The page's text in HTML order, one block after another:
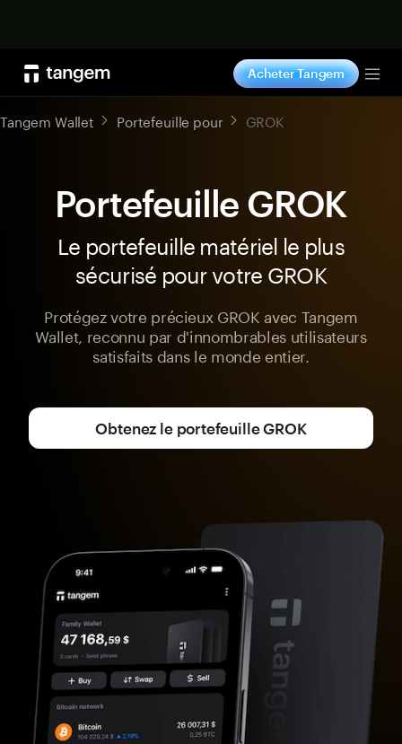
Acheter Tangem
Tangem Wallet Portefeuille pour GROK
Portefeuille GROK
Le portefeuille matériel le plus
sécurisé pour votre GROK
Protégez votre précieux GROK avec Tangem
Wallet, reconnu par d'innombrables utilisateurs
satisfaits dans le monde entier.
Obtenez le portefeuille GROK